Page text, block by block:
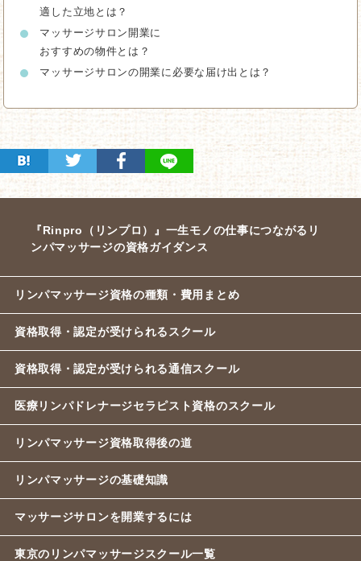
適した立地とは？
マッサージサロン開業に
おすすめの物件とは？
マッサージサロンの開業に 必要な届け出とは？
『Rinpro（リンプロ）』一生モノの仕事につながるリ
ンパマッサージの資格ガイダンス
リンパマッサージ資格の種類・費用まとめ
資格取得・認定が受けられるスクール
資格取得・認定が受けられる通信スクール
医療リンパドレナージセラピスト資格のスクール
リンパマッサージ資格取得後の道
リンパマッサージの基礎知識
マッサージサロンを開業するには
東京のリンパマッサージスクール一覧